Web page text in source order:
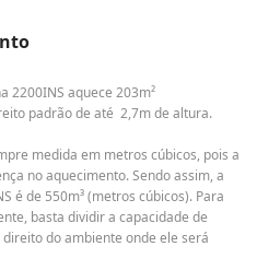
2200INS aquece 203m²
padrão de até 2,7m de altura.
medida em metros cúbicos, pois a
no aquecimento. Sendo assim, a
é de 550m³ (metros cúbicos). Para
basta dividir a capacidade de
do ambiente onde ele será